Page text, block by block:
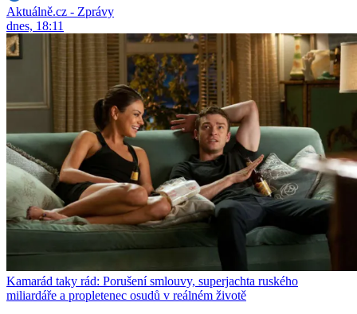
Aktuálně.cz - Zprávy
dnes, 18:11
Kamarád taky rád: Porušení smlouvy, superjachta ruského
miliardáře a propletenec osudů v reálném životě